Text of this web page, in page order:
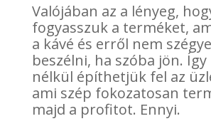
Valójában az a lényeg,
fogyasszuk a terméket,
a kávé és erről nem
beszélni, ha szóba jön.
nélkül építhetjük fel az
ami szép fokozatosan
majd a profitot. Ennyi.